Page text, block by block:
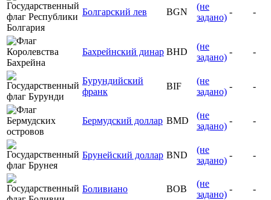
Болгарский лев BGN
(не
задано)
- -
Бахрейнский динар BHD
(не
задано)
- -
Бурундийский
франк
BIF
(не
задано)
- -
Бермудский доллар BMD
(не
задано)
- -
Брунейский доллар BND
(не
задано)
- -
Боливиано BOB
(не
задано)
- -